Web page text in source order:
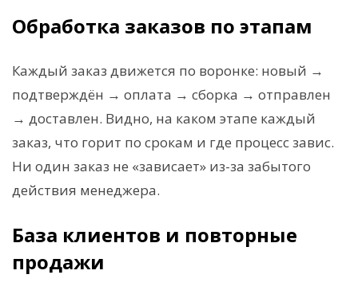
Обработка заказов по этапам
Каждый заказ движется по воронке: новый →
подтверждён → оплата → сборка → отправлен
→ доставлен. Видно, на каком этапе каждый
заказ, что горит по срокам и где процесс завис.
Ни один заказ не «зависает» из-за забытого
действия менеджера.
База клиентов и повторные
продажи